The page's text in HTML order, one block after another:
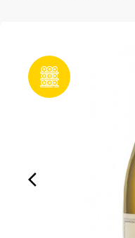
arrow_back_ios